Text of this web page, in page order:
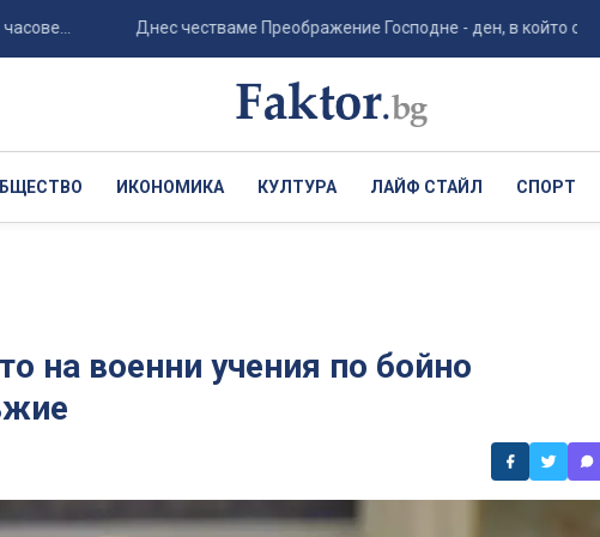
Днес честваме Преображение Господне - ден, в който се сбъдват
ИКОНОМИКА КУЛТУРА ЛАЙФ СТАЙЛ СПОРТ
на военни учения по бойно